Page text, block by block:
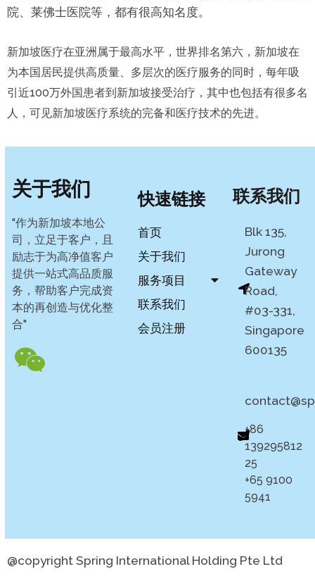
院、莱佛士医院等，都有很高知名度。
新加坡医疗在亚洲属于最高水平，世界排名第六，新加坡在
为本国居民提供高质量、多层次的医疗服务的同时，每年吸
引近100万外国患者到新加坡接受治疗，其中也包括有很多名
人，可见新加坡医疗系统的完备和医疗技术的先进。
关于我们
"作为新加坡本地公
司，立足于客户，且
励志于为高净值客户
提供一站式高品质服
务，帮助客户完成资
本的再创造与优化整
合"
快速链接
首页
关于我们
服务项目
联系我们
会员注册
联系我们
Blk 135,
Jurong
Gateway
Road,
#03-331,
Singapore
600135
+86
139295812
25
+65 9100
5941
@copyright Spring International Holding Pte Ltd